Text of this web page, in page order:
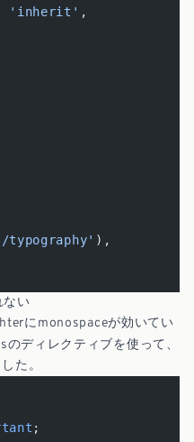
'inherit' ,
typography' ),
ない
にmonospaceが効いてい
ディレクティブを使って、
た。
;